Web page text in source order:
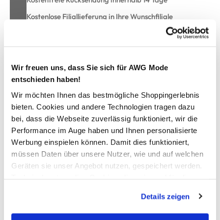
Wir freuen uns, dass Sie sich für AWG Mode
entschieden haben!
Wir möchten Ihnen das bestmögliche Shoppingerlebnis
bieten. Cookies und andere Technologien tragen dazu
bei, dass die Webseite zuverlässig funktioniert, wir die
Performance im Auge haben und Ihnen personalisierte
Werbung einspielen können. Damit dies funktioniert,
müssen Daten über unsere Nutzer, wie und auf welchen
Geräten sie unser Angebot nutzen, gespeichert werden.
werden, werden bei der Nutzung der Webseite auf jeden
Fall gesetzt. Cookies von Drittanbietern für Analyse- oder
Details zeigen
Kostenlose Filiallieferung in Ihre Wunschfiliale
Duschtuch unifarben 70x140cm
Frottierware aus reiner Bio-Baumwolle
praktische Schlaufe zum Aufhängen
besonders schöne Struktur
schönes, griffiges Material
Maße: 70x140cm